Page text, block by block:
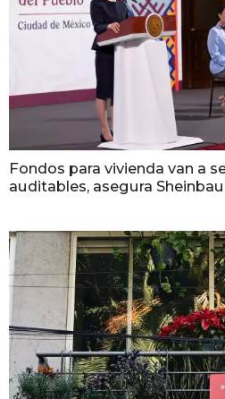
Fondos para vivienda van a
auditables, asegura